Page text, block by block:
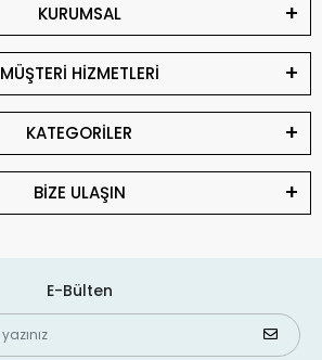
KURUMSAL
MÜŞTERİ HİZMETLERİ
KATEGORİLER
BİZE ULAŞIN
E-Bülten